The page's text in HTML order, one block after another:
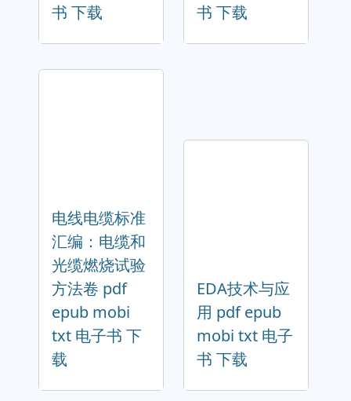
书 下载
书 下载
电线电缆标准
汇编：电缆和
光缆燃烧试验
方法卷 pdf
epub mobi
txt 电子书 下
载
EDA技术与应
用 pdf epub
mobi txt 电子
书 下载